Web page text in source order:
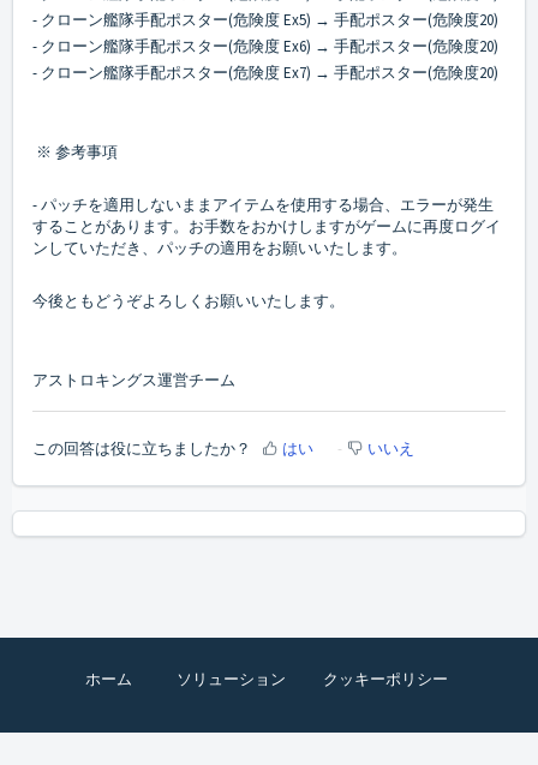
- クローン艦隊手配ポスター(危険度 Ex5) → 手配ポスター(危険度20)
- クローン艦隊手配ポスター(危険度 Ex6) → 手配ポスター(危険度20)
- クローン艦隊手配ポスター(危険度 Ex7) → 手配ポスター(危険度20)
※ 参考事項
- パッチを適用しないままアイテムを使用する場合、エラーが発生
することがあります。お手数をおかけしますがゲームに再度ログイ
ンしていただき、パッチの適用をお願いいたします。
今後ともどうぞよろしくお願いいたします。
アストロキングス運営チーム
この回答は役に立ちましたか？ はい いいえ
ホーム ソリューション クッキーポリシー